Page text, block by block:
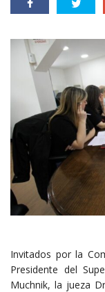
Invitados por la
Presidente del
Muchnik, la jueza